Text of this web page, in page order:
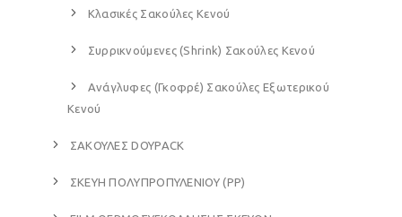
Κλασικές Σακούλες Κενού
Συρρικνούμενες (Shrink) Σακούλες Κενού
Ανάγλυφες (Γκοφρέ) Σακούλες Εξωτερικού
Κενού
ΣΑΚΟΥΛΕΣ DOYPACK
ΣΚΕΥΗ ΠΟΛΥΠΡΟΠΥΛΕΝΙΟΥ (PP)